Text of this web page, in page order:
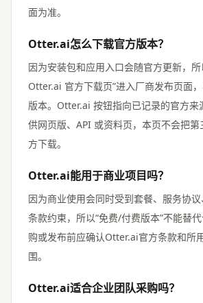
面为准。
Otter.ai怎么下载官方版本？
因为安装包和应用入口会随官方更新，
Otter.ai 官方下载页”进入厂商发布页面
版本。Otter.ai 按钮指向已记录的官方来
供网页版、API 或资料页，本页不会把
方下载。
Otter.ai能用于商业项目吗？
因为商业使用会同时受到套餐、服务协
条款约束，所以“免费/付费版本”不能替
购或发布前应确认Otter.ai官方条款和所
围。
Otter.ai适合企业团队采购吗？